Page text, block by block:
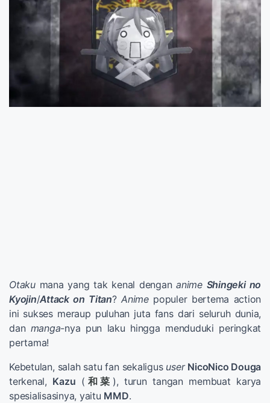
Otakumana yang tak kenal dengananime Shingeki no
Kyojin/Attack on Titan?Animepopuler bertema action
ini sukses meraup puluhan juta fans dari seluruh dunia,
dan manga-nya pun laku hingga menduduki peringkat
pertama!
Kebetulan, salah satu fan sekaligus user NicoNico Douga
terkenal, Kazu ( 和菜 ), turun tangan membuat karya
spesialisasinya, yaitu MMD.